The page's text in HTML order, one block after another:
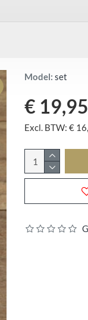
Model: set
€ 19,95
Excl. BTW: €